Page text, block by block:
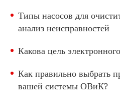
Типы насосов для
анализ неисправностей
Какова цель
Как правильно выбрать
вашей системы ОВиК?